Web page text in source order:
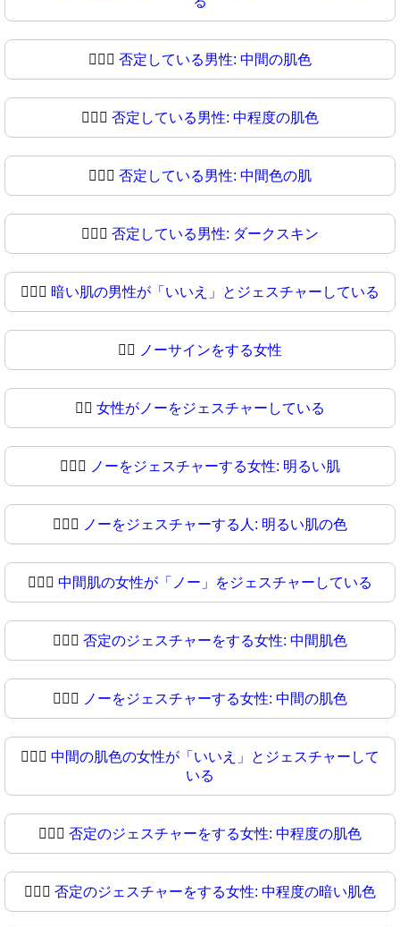
🙆🏽‍♂ 否定している男性: 中間の肌色
🙆🏾‍♂️ 否定している男性: 中程度の肌色
🙆🏾‍♂ 否定している男性: 中間色の肌
🙆🏿‍♂️ 否定している男性: ダークスキン
🙆🏿‍♂ 暗い肌の男性が「いいえ」とジェスチャーしている
🙆‍♀️ ノーサインをする女性
🙆‍♀ 女性がノーをジェスチャーしている
🙆🏻‍♀️ ノーをジェスチャーする女性: 明るい肌
🙆🏻‍♀ ノーをジェスチャーする人: 明るい肌の色
🙆🏼‍♀️ 中間肌の女性が「ノー」をジェスチャーしている
🙆🏼‍♀ 否定のジェスチャーをする女性: 中間肌色
🙆🏽‍♀️ ノーをジェスチャーする女性: 中間の肌色
🙆🏽‍♀ 中間の肌色の女性が「いいえ」とジェスチャーして
いる
🙆🏾‍♀️ 否定のジェスチャーをする女性: 中程度の肌色
🙆🏾‍♀ 否定のジェスチャーをする女性: 中程度の暗い肌色